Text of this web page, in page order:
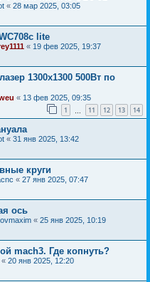
« 28 мар 2025, 03:05
lite
« 19 фев 2025, 19:37
1300х1300 500Вт по
« 13 фев 2025, 09:35
1 11 12 13 14
« 31 янв 2025, 13:42
круги
« 27 янв 2025, 07:47
ось
« 25 янв 2025, 10:19
mach3. Где копнуть?
« 20 янв 2025, 12:20